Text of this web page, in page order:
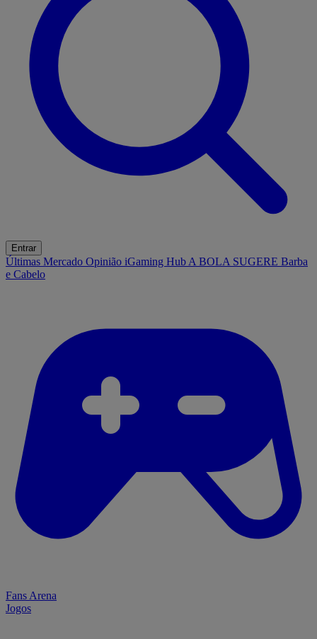
Entrar
Últimas Mercado Opinião iGaming Hub A BOLA SUGERE Barba
e Cabelo
Fans Arena
Jogos